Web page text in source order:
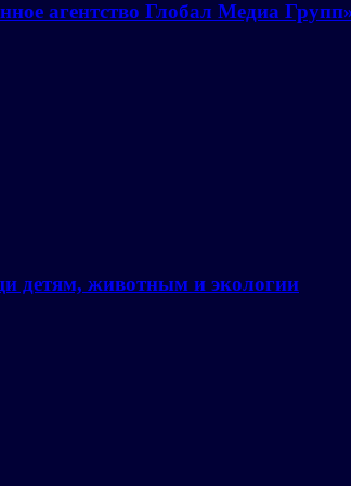
агентство Глобал Медиа
детям, животным и экологии